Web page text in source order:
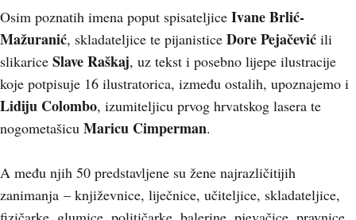
Osim poznatih imena poput spisateljice Ivane Brlić-
Mažuranić, skladateljice te pijanistice Dore Pejačević ili
slikarice Slave Raškaj, uz tekst i posebno lijepe ilustracije
koje potpisuje 16 ilustratorica, između ostalih, upoznajemo i
Lidiju Colombo, izumiteljicu prvog hrvatskog lasera te
nogometašicu Maricu Cimperman.
A među njih 50 predstavljene su žene najrazličitijih
zanimanja – književnice, liječnice, učiteljice, skladateljice,